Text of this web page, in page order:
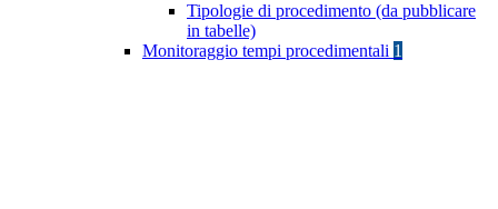
Tipologie di procedimento (da pubblicare
in tabelle)
Monitoraggio tempi procedimentali 1